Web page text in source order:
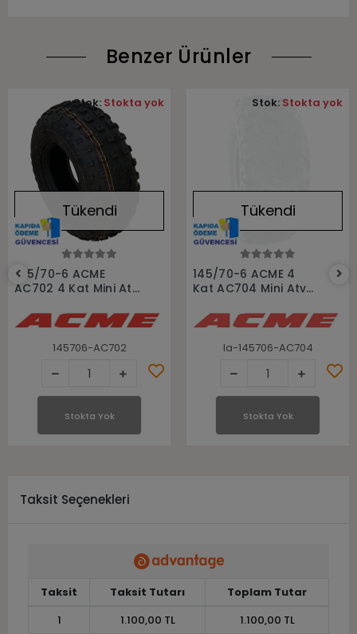
Benzer Ürünler
Stokta Yok
Tükendi
145/70-6 ACME
AC702 4 Kat Mini Atv
145706-AC702
Stok: Stokta yok
Stokta Yok
Stokta Yok
Tükendi
145/70-6 ACME 4
Kat AC704 Mini Atv
la-145706-AC704
Stok: Stokta yok
Stokta Yok
Taksit Seçenekleri
Taksit Taksit Tutarı
Toplam Tutar
1
1.100,00 TL 1.100,00 TL